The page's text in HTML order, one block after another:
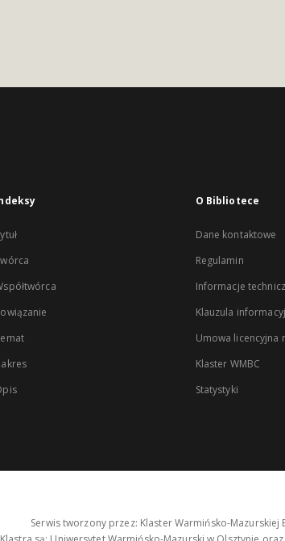
O Bibliotece
Dane kontaktowe
Regulamin
Informacje
Klauzula
Umowa licencyjna
Klaster WMBC
Statystyki
Serwis tworzony przez: Klaster Warmińsko-Mazurskiej